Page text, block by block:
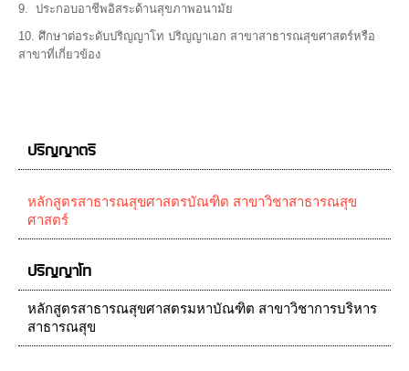
9. ประกอบอาชีพอิสระด้านสุขภาพอนามัย
10. ศึกษาต่อระดับปริญญาโท ปริญญาเอก สาขาสาธารณสุขศาสตร์หรือ
สาขาที่เกี่ยวข้อง
ปริญญาตรี
หลักสูตรสาธารณสุขศาสตรบัณฑิต สาขาวิชาสาธารณสุข
ศาสตร์
ปริญญาโท
หลักสูตรสาธารณสุขศาสตรมหาบัณฑิต สาขาวิชาการบริหาร
สาธารณสุข